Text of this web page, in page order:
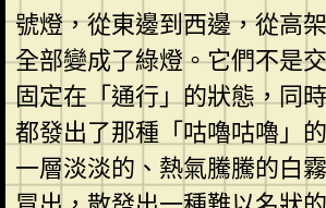
號燈，從東邊到西邊，從高
全部變成了綠燈。它們不是
固定在「通行」的狀態，同
都發出了那種「咕嚕咕嚕」
一層淡淡的、熱氣騰騰的白